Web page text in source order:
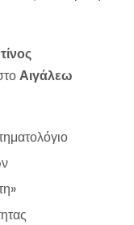
Αιγάλεω